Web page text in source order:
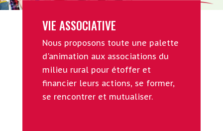
VIE ASSOCIATIVE
Nous proposons toute une palette
d'animation aux associations du
milieu rural pour étoffer et
financier leurs actions, se former,
se rencontrer et mutualiser.